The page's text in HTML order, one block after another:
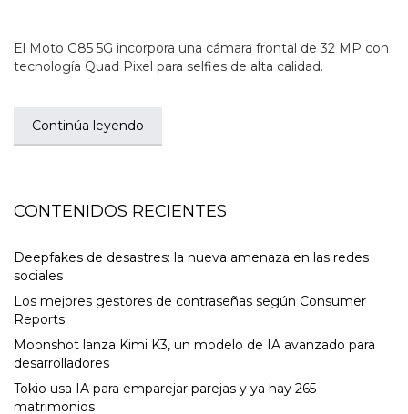
El Moto G85 5G incorpora una cámara frontal de 32 MP con
tecnología Quad Pixel para selfies de alta calidad.
Continúa leyendo
CONTENIDOS RECIENTES
Deepfakes de desastres: la nueva amenaza en las redes
sociales
Los mejores gestores de contraseñas según Consumer
Reports
Moonshot lanza Kimi K3, un modelo de IA avanzado para
desarrolladores
Tokio usa IA para emparejar parejas y ya hay 265
matrimonios